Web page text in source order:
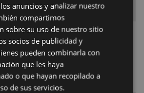
y Pintura
Exposición de fin de
2026-2027
SPANISH
anuncios y analizar nuestro
compartimos
sobre su uso de nuestro sitio
socios de publicidad y
pueden combinarla con
que les haya
o que hayan recopilado a
de sus servicios.